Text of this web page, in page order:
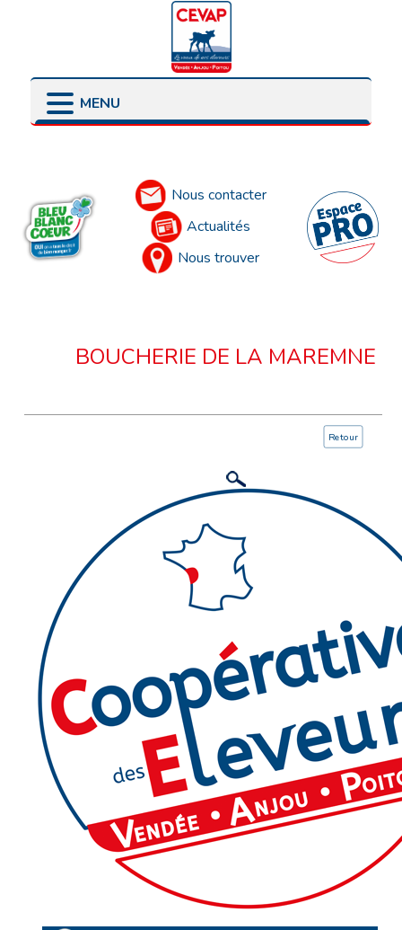
MENU
Nous contacter
Actualités
Nous trouver
BOUCHERIE DE LA MAREMNE
Retour